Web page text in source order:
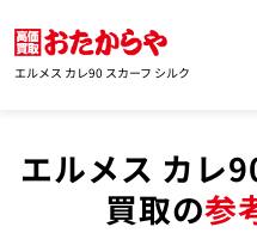
エルメス カレ90 スカーフ シルク
エルメス カレ
買取の参